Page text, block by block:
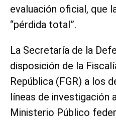
evaluación oficial, que
“pérdida total”.
La Secretaría de la
disposición de la
República (FGR) a los
líneas de investigación
Ministerio Público